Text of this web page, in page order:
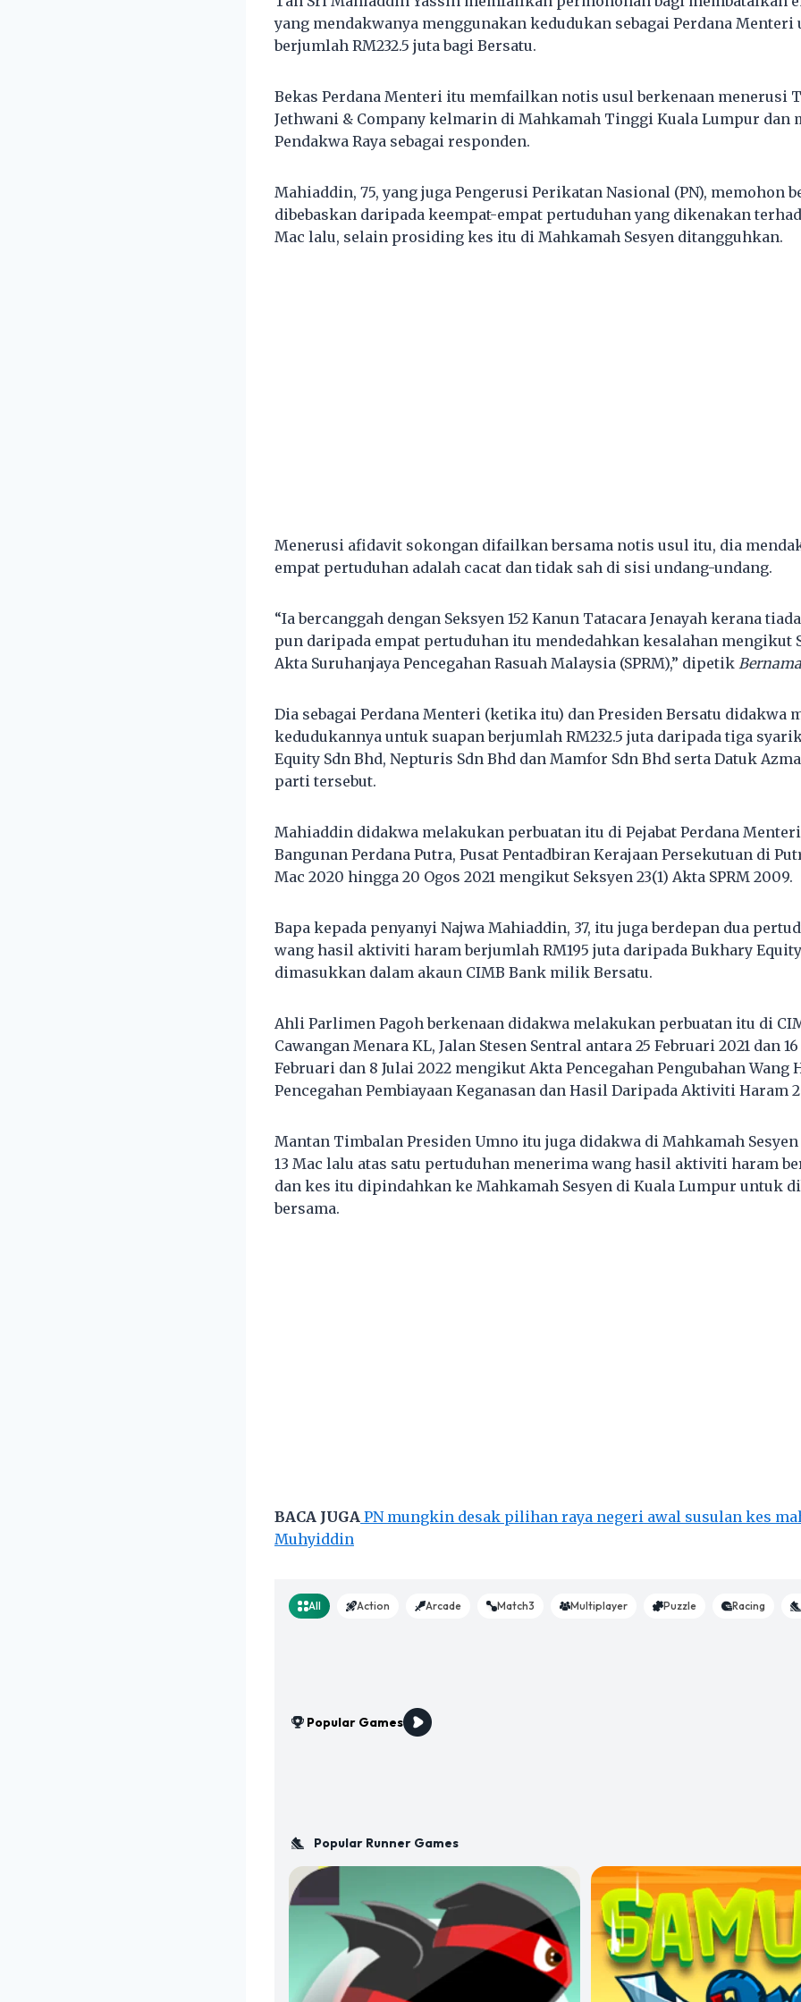
yang mendakwanya menggunakan kedudukan sebagai Perdana Menteri
berjumlah RM232.5 juta bagi Bersatu.
Bekas Perdana Menteri itu memfailkan notis usul berkenaan menerusi
Jethwani & Company kelmarin di Mahkamah Tinggi Kuala Lumpur dan
Pendakwa Raya sebagai responden.
Mahiaddin, 75, yang juga Pengerusi Perikatan Nasional (PN), memohon
dibebaskan daripada keempat-empat pertuduhan yang dikenakan
Mac lalu, selain prosiding kes itu di Mahkamah Sesyen ditangguhkan.
Menerusi afidavit sokongan difailkan bersama notis usul itu, dia
empat pertuduhan adalah cacat dan tidak sah di sisi undang-undang.
“Ia bercanggah dengan Seksyen 152 Kanun Tatacara Jenayah kerana
pun daripada empat pertuduhan itu mendedahkan kesalahan mengikut
Akta Suruhanjaya Pencegahan Rasuah Malaysia (SPRM),” dipetik
Dia sebagai Perdana Menteri (ketika itu) dan Presiden Bersatu didakwa
kedudukannya untuk suapan berjumlah RM232.5 juta daripada tiga
Equity Sdn Bhd, Nepturis Sdn Bhd dan Mamfor Sdn Bhd serta Datuk
parti tersebut.
Mahiaddin didakwa melakukan perbuatan itu di Pejabat Perdana
Bangunan Perdana Putra, Pusat Pentadbiran Kerajaan Persekutuan di
Mac 2020 hingga 20 Ogos 2021 mengikut Seksyen 23(1) Akta SPRM 2009.
Bapa kepada penyanyi Najwa Mahiaddin, 37, itu juga berdepan dua
wang hasil aktiviti haram berjumlah RM195 juta daripada Bukhary
dimasukkan dalam akaun CIMB Bank milik Bersatu.
Ahli Parlimen Pagoh berkenaan didakwa melakukan perbuatan itu di
Cawangan Menara KL, Jalan Stesen Sentral antara 25 Februari 2021 dan
Februari dan 8 Julai 2022 mengikut Akta Pencegahan Pengubahan Wang
Pencegahan Pembiayaan Keganasan dan Hasil Daripada Aktiviti Haram
Mantan Timbalan Presiden Umno itu juga didakwa di Mahkamah Sesyen
13 Mac lalu atas satu pertuduhan menerima wang hasil aktiviti haram
dan kes itu dipindahkan ke Mahkamah Sesyen di Kuala Lumpur untuk
bersama.
BACA JUGA PN mungkin desak pilihan raya negeri awal susulan kes
Muhyiddin